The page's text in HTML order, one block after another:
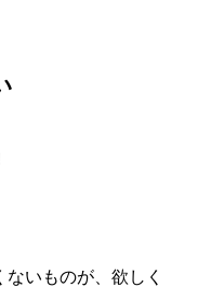
いものが、欲しく